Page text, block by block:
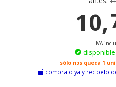
10,
IVA
sólo nos queda 1
cómpralo ya y recíbelo